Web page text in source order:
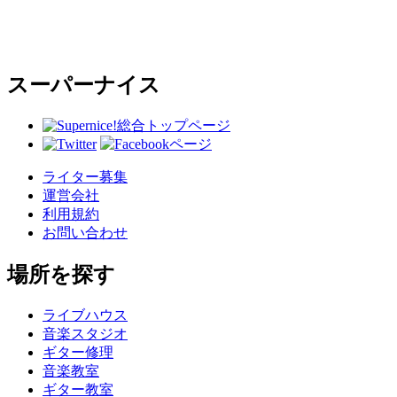
スーパーナイス
総合トップページ
ライター募集
運営会社
利用規約
お問い合わせ
場所を探す
ライブハウス
音楽スタジオ
ギター修理
音楽教室
ギター教室